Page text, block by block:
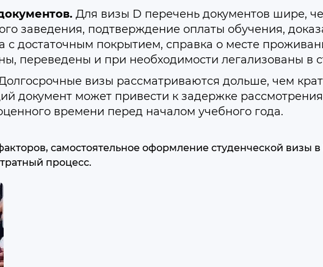
Для визы D перечень документов шире,
заведения, подтверждение оплаты обучения,
с достаточным покрытием, справка о месте
переведены и при необходимости легализованы в
визы рассматриваются дольше, чем
документ может привести к задержке
времени перед началом учебного года.
самостоятельное оформление студенческой визы
процесс.